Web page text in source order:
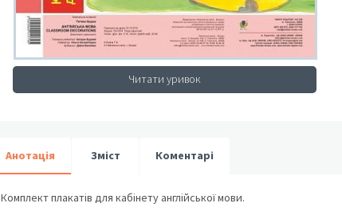
Читати уривок
Анотація Зміст Коментарі
Комплект плакатів для кабінету англійської мови.